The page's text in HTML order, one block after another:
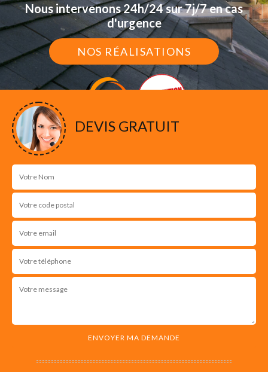
Nous intervenons 24h/24 sur 7j/7 en cas
d'urgence
NOS RÉALISATIONS
DEVIS GRATUIT